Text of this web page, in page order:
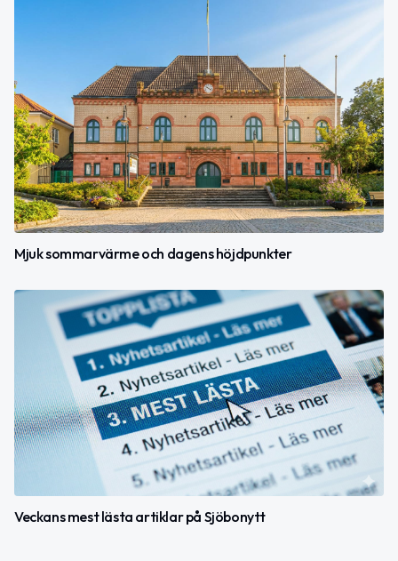
Mjuk sommarvärme och dagens höjdpunkter
Veckans mest lästa artiklar på Sjöbonytt